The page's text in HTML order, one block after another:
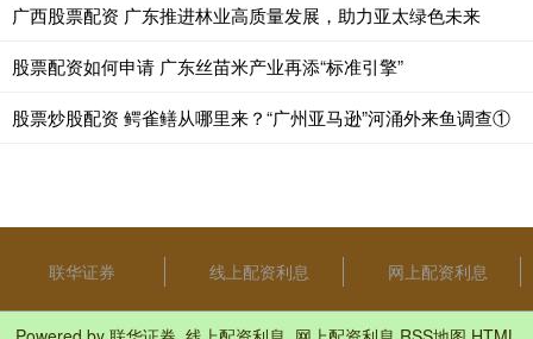
广西股票配资 广东推进林业高质量发展，助力亚太绿色未来
股票配资如何申请 广东丝苗米产业再添“标准引擎”
股票炒股配资 鳄雀鳝从哪里来？“广州亚马逊”河涌外来鱼调查①
联华证券 线上配资利息 网上配资利息